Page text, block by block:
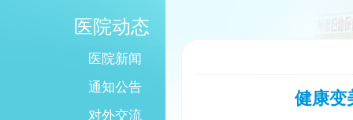
医院动态
医院新闻
通知公告
对外交流
健康变